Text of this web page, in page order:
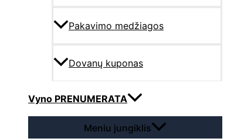
Pakavimo medžiagos
Dovanų kuponas
Vyno PRENUMERATA
Meniu jungiklis